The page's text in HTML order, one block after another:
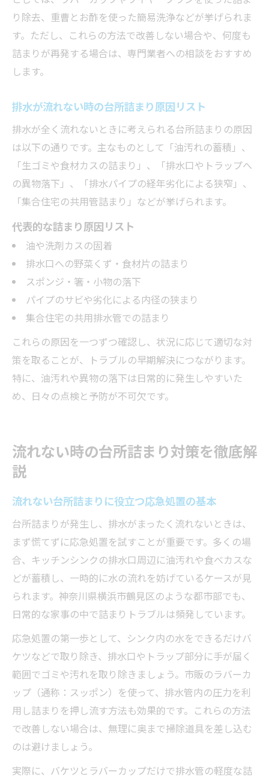
り除去、重曹とお酢を使った簡易洗浄などが挙げられま
す。ただし、これらの方法で改善しない場合や、何度も
詰まりが再発する場合は、専門業者への相談をおすすめ
します。
排水が流れない時の台所詰まり原因リスト
排水が全く流れないときに考えられる台所詰まりの原因
は以下の通りです。主なものとして「油汚れの蓄積」、
「生ゴミや食材カスの詰まり」、「排水口やトラップへ
の異物落下」、「排水パイプの経年劣化による狭窄」、
「集合住宅の共用管詰まり」などが挙げられます。
代表的な詰まり原因リスト
油や洗剤カスの固着
排水口への野菜くず・食材片の詰まり
スポンジ・箸・小物の落下
パイプのサビや劣化による内径の狭まり
集合住宅の共用排水管での詰まり
これらの原因を一つずつ確認し、状況に応じて適切な対
策を取ることが、トラブルの早期解決につながります。
特に、油汚れや異物の落下は日常的に発生しやすいた
め、日々の点検と予防が不可欠です。
流れない時の台所詰まり対策を徹底解
説
流れない台所詰まりに役立つ応急処置の基本
台所詰まりが発生し、排水がまったく流れないときは、
まず慌てずに応急処置を試すことが重要です。多くの場
合、キッチンシンクの排水口周辺に油汚れや食べカスな
どが蓄積し、一時的に水の流れを妨げているケースが見
られます。神奈川県横浜市鶴見区のような都市部でも、
日常的な家事の中で詰まりトラブルは頻発しています。
応急処置の第一歩として、シンク内の水をできるだけバ
ケツなどで取り除き、排水口やトラップ部分に手が届く
範囲でゴミや汚れを取り除きましょう。市販のラバーカ
ップ（通称：スッポン）を使って、排水管内の圧力を利
用し詰まりを押し流す方法も効果的です。これらの方法
で改善しない場合は、無理に奥まで掃除道具を差し込む
のは避けましょう。
実際に、バケツとラバーカップだけで排水管の軽度な詰